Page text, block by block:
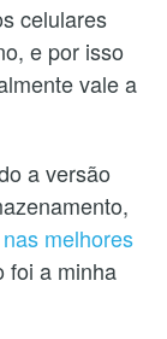
celulares
e por isso
vale a
a versão
melhores
foi a minha